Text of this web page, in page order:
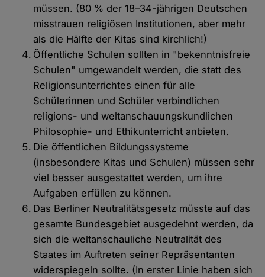
müssen. (80 % der 18–34-jährigen Deutschen
misstrauen religiösen Institutionen, aber mehr
als die Hälfte der Kitas sind kirchlich!)
Öffentliche Schulen sollten in "bekenntnisfreie
Schulen" umgewandelt werden, die statt des
Religionsunterrichtes einen für alle
Schülerinnen und Schüler verbindlichen
religions- und weltanschauungskundlichen
Philosophie- und Ethikunterricht anbieten.
Die öffentlichen Bildungssysteme
(insbesondere Kitas und Schulen) müssen sehr
viel besser ausgestattet werden, um ihre
Aufgaben erfüllen zu können.
Das Berliner Neutralitätsgesetz müsste auf das
gesamte Bundesgebiet ausgedehnt werden, da
sich die weltanschauliche Neutralität des
Staates im Auftreten seiner Repräsentanten
widerspiegeln sollte. (In erster Linie haben sich